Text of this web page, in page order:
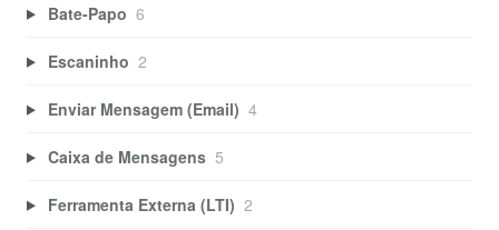
Bate-Papo 6
Escaninho 2
Enviar Mensagem (Email) 4
Caixa de Mensagens 5
Ferramenta Externa (LTI) 2